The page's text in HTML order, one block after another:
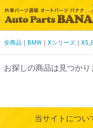
全商品 BMW Xシリーズ
お探しの商品は見つかり
当サイトについ